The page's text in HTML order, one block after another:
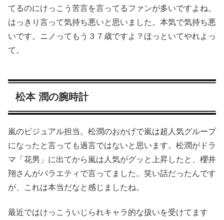
てるのにけっこう苦言を言ってるファンが多いですよね。
はっきり言って気持ち悪いと思いました。本気で気持ち悪
いです。ニノってもう３７歳ですよ？ほっといてやれよっ
て。
松本 潤の腕時計
嵐のビジュアル担当。松潤のおかげで嵐は超人気グループ
になったと言っても過言ではないと思います。松潤がドラ
マ「花男」に出てから嵐は人気がグッと上昇したと、櫻井
翔さんがバラエティで言ってました。笑い話だったんです
が、これは本当だなと感じましたね。
最近ではけっこういじられキャラ的な扱いを受けてます